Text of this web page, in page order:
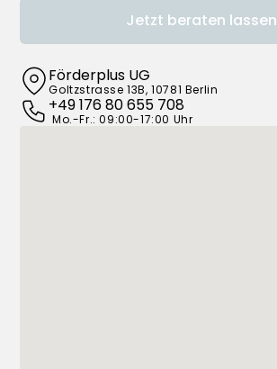
Jetzt beraten lassen
Förderplus UG
Goltzstrasse 13B, 10781 Berlin
+49 176 80 655 708
Mo.-Fr.: 09:00-17:00 Uhr